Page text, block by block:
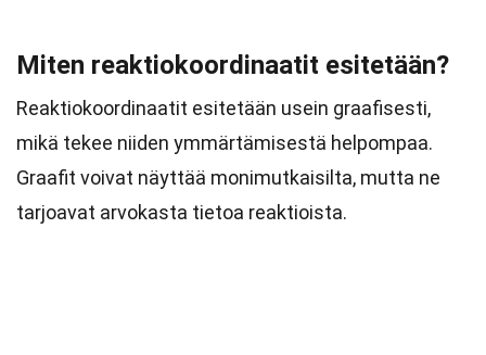
Miten reaktiokoordinaatit esitetään?
Reaktiokoordinaatit esitetään usein graafisesti,
mikä tekee niiden ymmärtämisestä helpompaa.
Graafit voivat näyttää monimutkaisilta, mutta ne
tarjoavat arvokasta tietoa reaktioista.